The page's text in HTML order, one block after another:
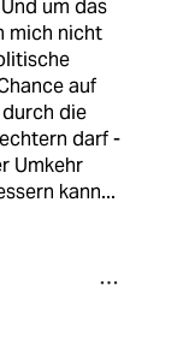
um das
mich nicht
auf
die
darf -
Umkehr
kann...